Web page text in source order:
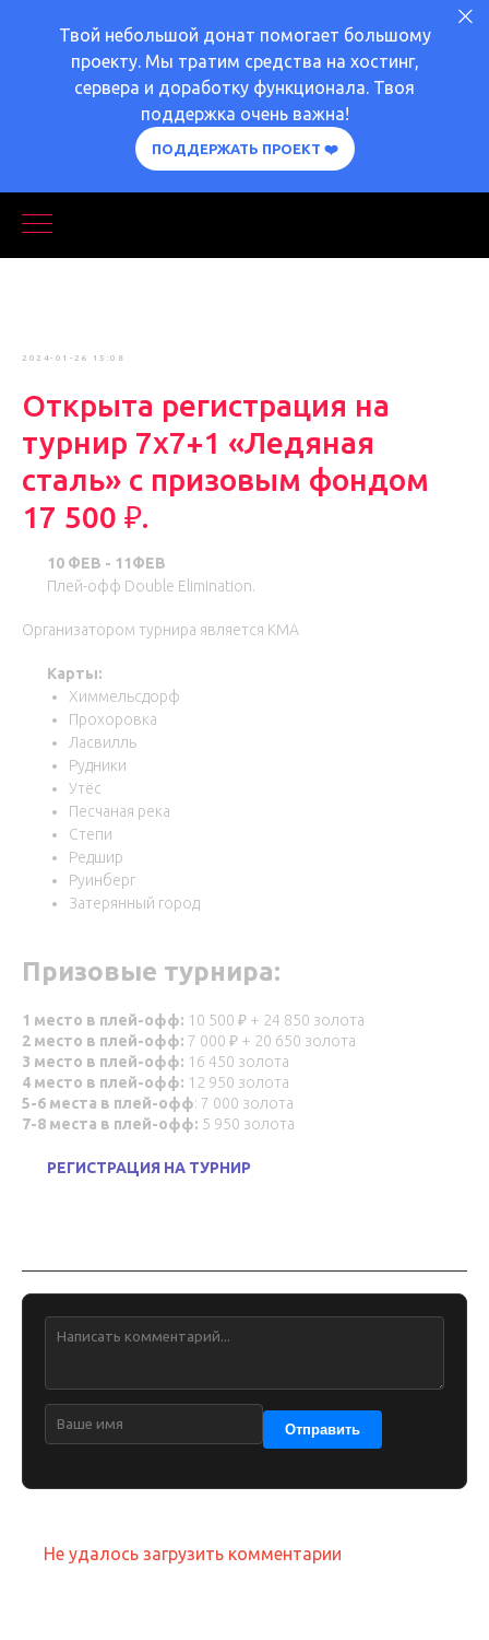
Твой небольшой донат помогает большому
проекту. Мы тратим средства на хостинг,
сервера и доработку функционала. Твоя
поддержка очень важна!
ПОДДЕРЖАТЬ ПРОЕКТ ❤️
2024-01-26 15:08
Открыта регистрация на
турнир 7х7+1 «Ледяная
сталь» с призовым фондом
17 500 ₽.
10 ФЕВ - 11ФЕВ
Плей-офф Double Elimination.
Организатором турнира является КМА
Карты:
Химмельсдорф
Прохоровка
Ласвилль
Рудники
Утёс
Песчаная река
Степи
Редшир
Руинберг
Затерянный город
Призовые турнира:
1 место в плей-офф: 10 500 ₽ + 24 850 золота
2 место в плей-офф: 7 000 ₽ + 20 650 золота
3 место в плей-офф: 16 450 золота
4 место в плей-офф: 12 950 золота
5-6 места в плей-офф: 7 000 золота
7-8 места в плей-офф: 5 950 золота
РЕГИСТРАЦИЯ НА ТУРНИР
Отправить
Не удалось загрузить комментарии